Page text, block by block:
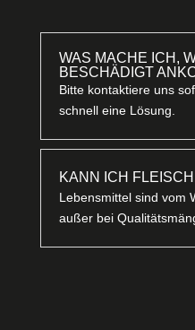
WAS MACHE ICH,
BESCHÄDIGT
Bitte kontaktiere uns
schnell eine Lösung.
KANN ICH
Lebensmittel sind vom
außer bei